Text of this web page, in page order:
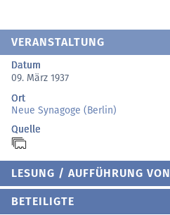
VERANSTALTUNG
Datum
09. März 1937
Ort
Neue Synagoge (Berlin)
Quelle
LESUNG / AUFFÜHRUNG VON
BETEILIGTE